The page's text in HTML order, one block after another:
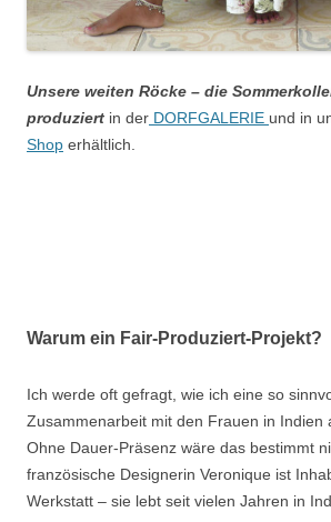
Unsere weiten Röcke – die
produziert in der DORFGALERIE und in
Shop erhältlich.
Warum ein Fair-Produziert-Projekt?
Ich werde oft gefragt, wie ich eine so
Zusammenarbeit mit den Frauen in Indien
Ohne Dauer-Präsenz wäre das bestimmt
französische Designerin Veronique ist
Werkstatt – sie lebt seit vielen Jahren in